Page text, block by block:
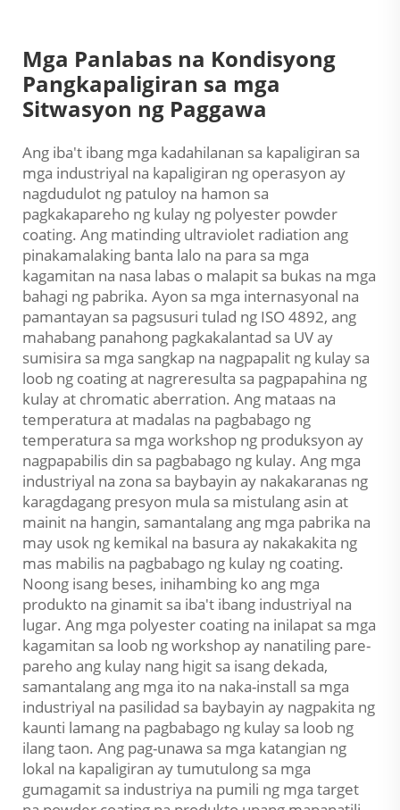
Mga Panlabas na Kondisyong
Pangkapaligiran sa mga
Sitwasyon ng Paggawa
Ang iba't ibang mga kadahilanan sa kapaligiran sa
mga industriyal na kapaligiran ng operasyon ay
nagdudulot ng patuloy na hamon sa
pagkakapareho ng kulay ng polyester powder
coating. Ang matinding ultraviolet radiation ang
pinakamalaking banta lalo na para sa mga
kagamitan na nasa labas o malapit sa bukas na mga
bahagi ng pabrika. Ayon sa mga internasyonal na
pamantayan sa pagsusuri tulad ng ISO 4892, ang
mahabang panahong pagkakalantad sa UV ay
sumisira sa mga sangkap na nagpapalit ng kulay sa
loob ng coating at nagreresulta sa pagpapahina ng
kulay at chromatic aberration. Ang mataas na
temperatura at madalas na pagbabago ng
temperatura sa mga workshop ng produksyon ay
nagpapabilis din sa pagbabago ng kulay. Ang mga
industriyal na zona sa baybayin ay nakakaranas ng
karagdagang presyon mula sa mistulang asin at
mainit na hangin, samantalang ang mga pabrika na
may usok ng kemikal na basura ay nakakakita ng
mas mabilis na pagbabago ng kulay ng coating.
Noong isang beses, inihambing ko ang mga
produkto na ginamit sa iba't ibang industriyal na
lugar. Ang mga polyester coating na inilapat sa mga
kagamitan sa loob ng workshop ay nanatiling pare-
pareho ang kulay nang higit sa isang dekada,
samantalang ang mga ito na naka-install sa mga
industriyal na pasilidad sa baybayin ay nagpakita ng
kaunti lamang na pagbabago ng kulay sa loob ng
ilang taon. Ang pag-unawa sa mga katangian ng
lokal na kapaligiran ay tumutulong sa mga
gumagamit sa industriya na pumili ng mga target